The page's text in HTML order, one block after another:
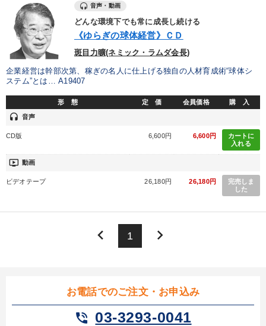
お電話でのご注文・お申込み
phone_in_talk 03-3293-0041
音声・動画
どんな環境下でも常に成長し続ける
《ゆらぎの球体経営》ＣＤ
斑目力曠(ネミック・ラムダ会長)
企業経営は幹部次第、稼ぎの名人に仕上げる独自の人材育成術“球体シ
ステム”とは… A19407
形 態 定 価 会員価格 購 入
headset 音声
CD版 6,600円 6,600円
カートに
入れる
ondemand_video 動画
ビデオテープ 26,180円 26,180円
完売しま
した
keyboard_arrow_left 1 keyboard_arrow_right